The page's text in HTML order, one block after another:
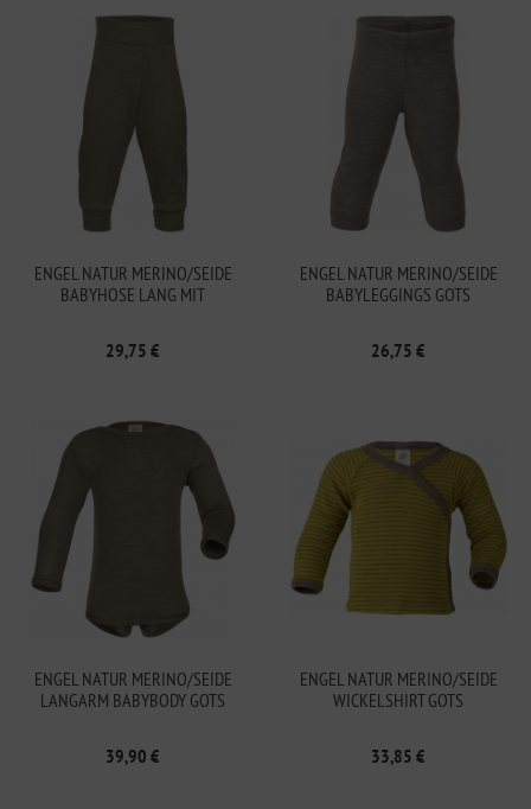
ENGEL NATUR MERINO/SEIDE
BABYHOSE LANG MIT
29,75 €
ENGEL NATUR MERINO/SEIDE
BABYLEGGINGS GOTS
26,75 €
ENGEL NATUR MERINO/SEIDE
LANGARM BABYBODY GOTS
39,90 €
ENGEL NATUR MERINO/SEIDE
WICKELSHIRT GOTS
33,85 €